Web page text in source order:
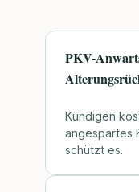
PKV-
Kündigen
angespartes
schützt es.